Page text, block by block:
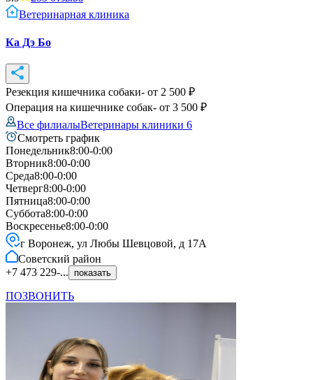
Ветеринарная клиника
Ка Дэ Бо
Резекция кишечника собаки- от 2 500 ₽
Операция на кишечнике собак- от 3 500 ₽
Все филиалыВетеринары клиники 6
Смотреть график
Понедельник8:00-0:00
Вторник8:00-0:00
Среда8:00-0:00
Четверг8:00-0:00
Пятница8:00-0:00
Суббота8:00-0:00
Воскресенье8:00-0:00
г Воронеж, ул Любы Шевцовой, д 17А
Советский район
+7 473 229-...
показать
ПОЗВОНИТЬ